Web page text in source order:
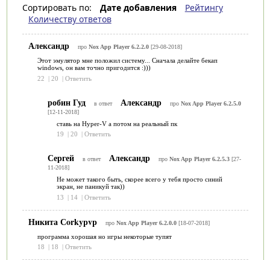
Сортировать по: Дате добавления
Рейтингу
Количеству ответов
Александр про Nox App Player 6.2.2.0[29-08-2018]
Этот эмулятор мне положил систему... Сначала делайте бекап
windows, он вам точно пригодится :)))
22
| 20 | Ответить
робин Гуд в ответ Александр про Nox App Player 6.2.5.0
[12-11-2018]
ставь на Hyper-V а потом на реальный пк
19
| 20 | Ответить
Сергей в ответ Александр про Nox App Player 6.2.5.3[27-
11-2018]
Не может такого быть, скорее всего у тебя просто синий
экран, не паникуй так))
13
| 14 | Ответить
Никита Сorkypvp про Nox App Player 6.2.0.0[18-07-2018]
программа хорошая но игры некоторые тупят
18
| 18 | Ответить